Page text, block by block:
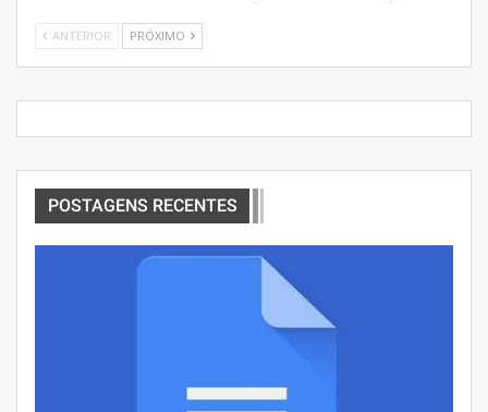
ANTERIOR PRÓXIMO
POSTAGENS RECENTES